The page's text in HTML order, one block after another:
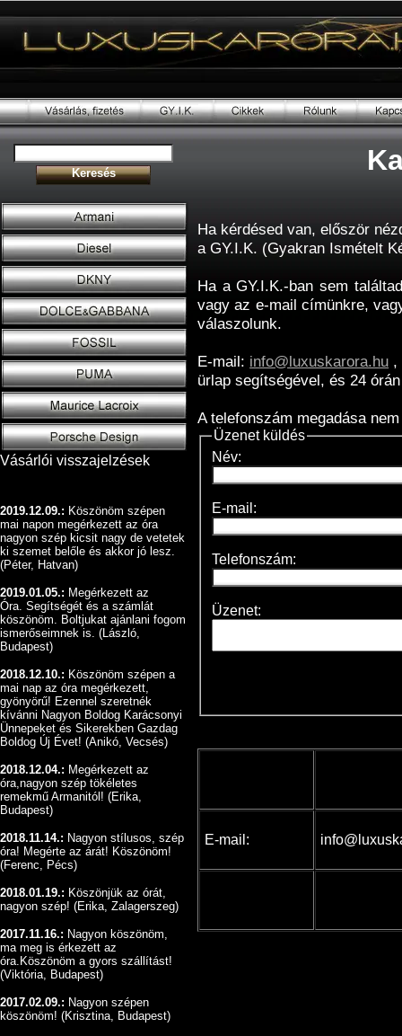
Vásárlói visszajelzések
2019.12.09.: Köszönöm szépen
mai napon megérkezett az óra
nagyon szép kicsit nagy de vetetek
ki szemet belőle és akkor jó lesz.
(Péter, Hatvan)
2019.01.05.: Megérkezett az
Óra. Segítségét és a számlát
köszönöm. Boltjukat ajánlani fogom
ismerőseimnek is. (László,
Budapest)
2018.12.10.: Köszönöm szépen a
mai nap az óra megérkezett,
gyönyörű! Ezennel szeretnék
kívánni Nagyon Boldog Karácsonyi
Ünnepeket és Sikerekben Gazdag
Boldog Új Évet! (Anikó, Vecsés)
2018.12.04.: Megérkezett az
óra,nagyon szép tökéletes
remekmű Armanitól! (Erika,
Budapest)
2018.11.14.: Nagyon stílusos, szép
óra! Megérte az árát! Köszönöm!
(Ferenc, Pécs)
2018.01.19.: Köszönjük az órát,
nagyon szép! (Erika, Zalagerszeg)
2017.11.16.: Nagyon köszönöm,
ma meg is érkezett az
óra.Köszönöm a gyors szállítást!
(Viktória, Budapest)
2017.02.09.: Nagyon szépen
köszönöm! (Krisztina, Budapest)
Ha kérdésed van, először
a GY.I.K. (Gyakran Ismételt
Ha a GY.I.K.-ban sem
vagy az e-mail címünkre,
válaszolunk.
E-mail: info@luxuskarora.hu ,
ürlap segítségével, és 24
A telefonszám megadása
Üzenet küldés
Név:
E-mail:
Telefonszám:
Üzenet:
E-mail: